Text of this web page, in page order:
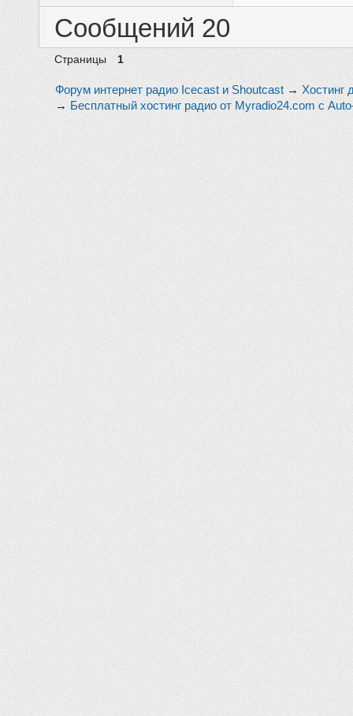
Сообщений 20
Страницы 1
Форум интернет радио Icecast и Shoutcast → Хостинг
→ Бесплатный хостинг радио от Myradio24.com с